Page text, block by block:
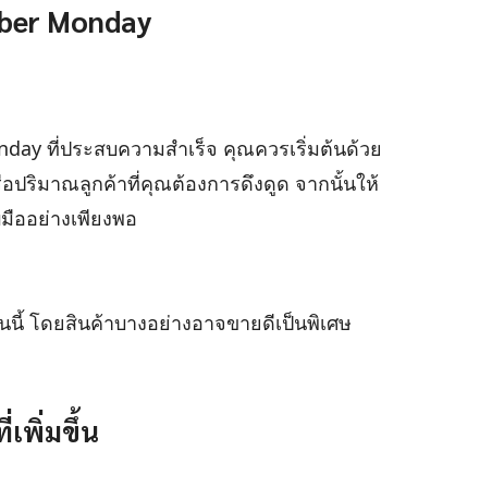
Monday
ที่ประสบความสำเร็จ คุณควรเริ่มต้นด้วย
อปริมาณลูกค้าที่คุณต้องการดึงดูด จากนั้นให้
ออย่างเพียงพอ
โดยสินค้าบางอย่างอาจขายดีเป็นพิเศษ
เพิ่มขึ้น